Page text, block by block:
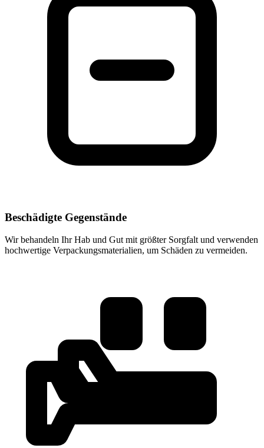
Beschädigte Gegenstände
Wir behandeln Ihr Hab und Gut mit größter Sorgfalt und verwenden
hochwertige Verpackungsmaterialien, um Schäden zu vermeiden.